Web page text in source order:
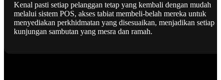
Kenal pasti setiap pelanggan tetap yang kembali dengan mudah
melalui sistem POS, akses tabiat membeli-belah mereka untuk
menyediakan perkhidmatan yang disesuaikan, menjadikan setiap
kunjungan sambutan yang mesra dan ramah.